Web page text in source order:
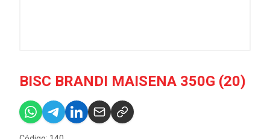
BISC BRANDI MAISENA 350G (20)